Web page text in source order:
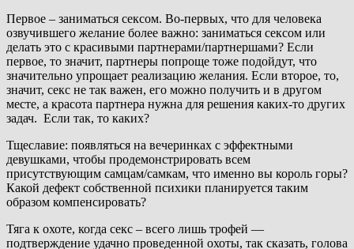
Первое – заниматься сексом. Во-первых, что для человека
озвучившего желание более важно: заниматься сексом или
делать это с красивыми партнерами/партнершами? Если
первое, то значит, партнеры попроще тоже подойдут, что
значительно упрощает реализацию желания. Если второе, то,
значит, секс не так важен, его можно получить и в другом
месте, а красота партнера нужна для решения каких-то других
задач. Если так, то каких?
Тщеславие: появляться на вечеринках с эффектными
девушками, чтобы продемонстрировать всем
присутствующим самцам/самкам, что именно вы король горы?
Какой дефект собственной психики планируется таким
образом компенсировать?
Тяга к охоте, когда секс – всего лишь трофей —
подтверждение удачно проведенной охоты, так сказать, голова